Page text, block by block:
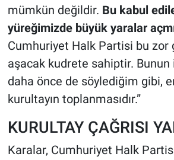
mümkün değildir. Bu kabul
yüreğimizde büyük yaralar
Cumhuriyet Halk Partisi bu zor
aşacak kudrete sahiptir. Bunun
daha önce de söylediğim gibi,
kurultayın toplanmasıdır.”
KURULTAY ÇAĞRISI
Karalar, Cumhuriyet Halk